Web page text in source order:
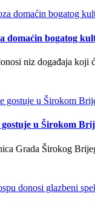
domaćin bogatog
niz događaja koji
u Širokom
Grada Širokog